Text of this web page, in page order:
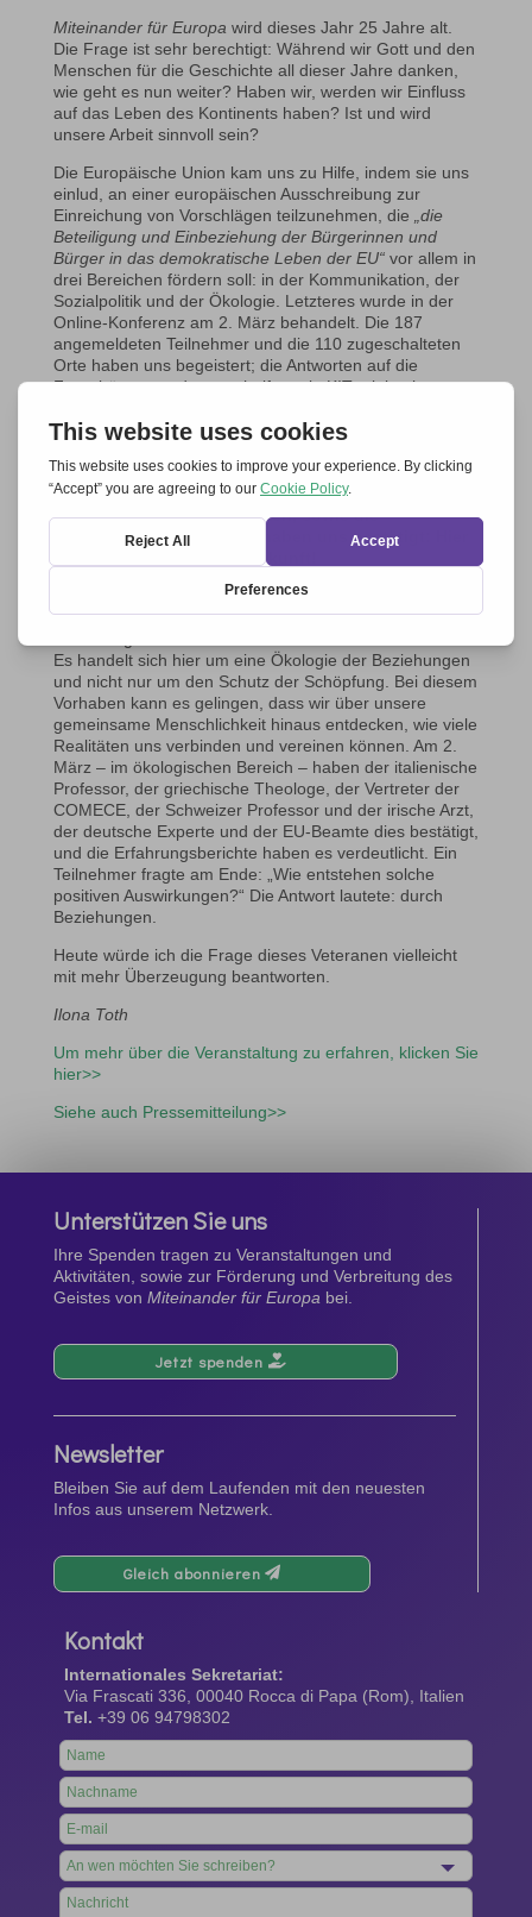
Miteinander für Europa wird dieses Jahr 25 Jahre alt.
Die Frage ist sehr berechtigt: Während wir Gott und den
Menschen für die Geschichte all dieser Jahre danken,
wie geht es nun weiter? Haben wir, werden wir Einfluss
auf das Leben des Kontinents haben? Ist und wird
unsere Arbeit sinnvoll sein?
Die Europäische Union kam uns zu Hilfe, indem sie uns
einlud, an einer europäischen Ausschreibung zur
Einreichung von Vorschlägen teilzunehmen, die
„die
Beteiligung und Einbeziehung der Bürgerinnen und
Bürger in das demokratische Leben der EU“vor allem in
drei Bereichen fördern soll: in der Kommunikation, der
Sozialpolitik und der Ökologie. Letzteres wurde in der
Online-Konferenz am 2. März behandelt. Die 187
angemeldeten Teilnehmer und die 110 zugeschalteten
Orte haben uns begeistert; die Antworten auf die
Fragebögen werden uns helfen, ein KIT mit konkreten
Natürlich hat die Vorbereitung dieses Treffens auch viel
Begegnung mit hochrangigen Experten aus
unterschiedlichen Bereichen, die verschiedene
Kirchen und Länder vertraten, sowie die
ermutigenden Zeugnisse haben uns bestätigt: Hier
öffnet sich eine Tür zur Zukunft!
Welche Zukunft? Mit der Kohäsionskraft der
Geschwisterlichkeit so viel wie möglich
Es handelt sich hier um eine Ökologie der Beziehungen
und nicht nur um den Schutz der Schöpfung. Bei diesem
Vorhaben kann es gelingen, dass wir über unsere
gemeinsame Menschlichkeit hinaus entdecken, wie viele
Realitäten uns verbinden und vereinen können. Am 2.
März – im ökologischen Bereich – haben der italienische
Professor, der griechische Theologe, der Vertreter der
COMECE, der Schweizer Professor und der irische Arzt,
der deutsche Experte und der EU-Beamte dies bestätigt,
und die Erfahrungsberichte haben es verdeutlicht. Ein
Teilnehmer fragte am Ende: „Wie entstehen solche
positiven Auswirkungen?“ Die Antwort lautete: durch
Beziehungen.
Heute würde ich die Frage dieses Veteranen vielleicht
mit mehr Überzeugung beantworten.
Ilona Toth
Um mehr über die Veranstaltung zu erfahren, klicken Sie
hier>>
Siehe auch Pressemitteilung>>
Unterstützen Sie uns
Ihre Spenden tragen zu Veranstaltungen und
Aktivitäten, sowie zur Förderung und Verbreitung des
Geistes von Miteinander für Europa bei.
Jetzt spenden
Newsletter
Bleiben Sie auf dem Laufenden mit den neuesten
Infos aus unserem Netzwerk.
Gleich abonnieren
Kontakt
Internationales Sekretariat:
Via Frascati 336, 00040 Rocca di Papa (Rom), Italien
Tel. +39 06 94798302
Leave
this
field
blank